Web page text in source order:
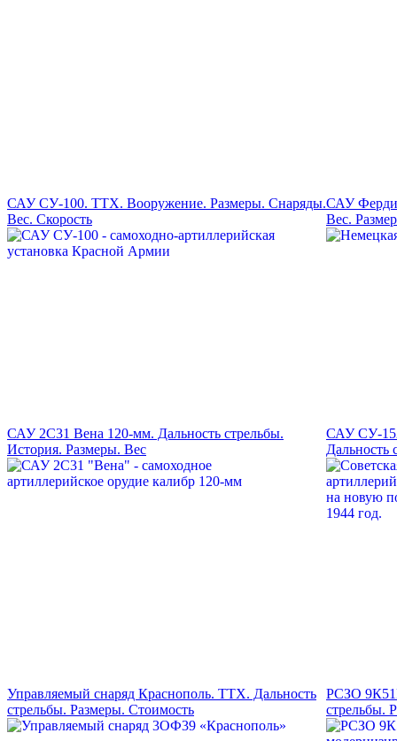
САУ СУ-100. ТТХ. Вооружение. Размеры. Снаряды.
Вес. Скорость
САУ
Вес.
САУ 2С31 Вена 120-мм. Дальность стрельбы.
История. Размеры. Вес
САУ СУ-
Дальность
Управляемый снаряд Краснополь. ТТХ. Дальность
стрельбы. Размеры. Стоимость
РСЗО
стрельбы.